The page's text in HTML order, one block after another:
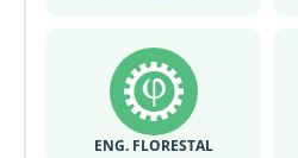
ENG. FLORESTAL